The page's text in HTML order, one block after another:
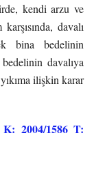
kendi arzu ve
davalı
bina bedelinin
davalıya
ilişkin karar
2004/1586 T: